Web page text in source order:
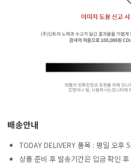
배송안내
TODAY DELIVERY 품목 : 평일 오후
상품 준비 후 발송기간은 입금 확인